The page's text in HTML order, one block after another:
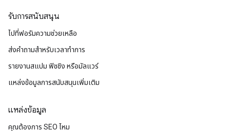
รับการสนับสนุน
ไปที่ฟอรัมความช่วยเหลือ
ส่งคำถามสำหรับเวลาทำการ
รายงานสแปม ฟิชชิง หรือมัลแวร์
แหล่งข้อมูลการสนับสนุนเพิ่มเติม
แหล่งข้อมูล
คุณต้องการ SEO ไหม